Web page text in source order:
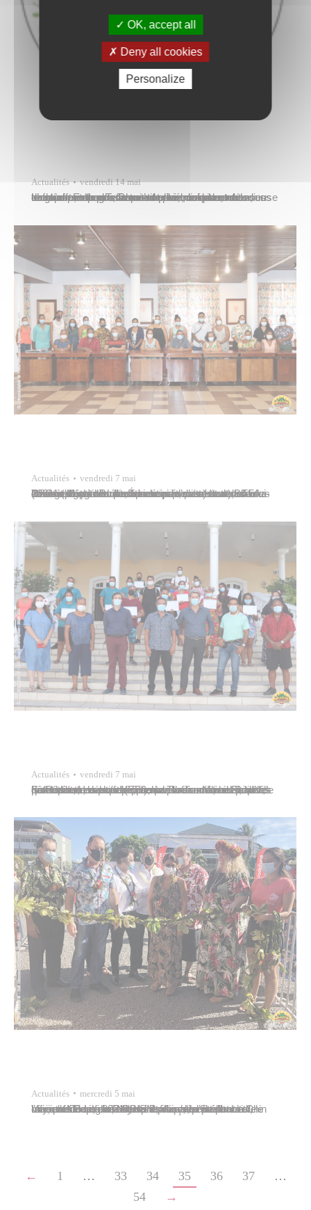
Actualités vendredi 14 mai
Le charme absolu, la voix de miel, limpide, mélodieuse et fraîche, elle nous donnait envie de danser et nous transportait dans son monde de musique et de douceur. Esther Tefana n’est plus, nous ne nous réchaufferons plus à son sourire, mais ses chansons nous accompagneront et nous réconforteront longtemps encore. Papeete pleure sa chanteuse, nos…
Actualités vendredi 7 mai
Tavana Michel Buillard participait, ce mercredi 5 mai 2021 à l’hôtel de ville, à la remise d’attestations du PSC1 (prévention et secours civiques) et du BAFA (brevet d’aptitude aux fonctions d’animateur), aux douze engagés du service civique assistant les coordinateurs de quartier dans la mise en œuvre des actions de proximité. Étaient présents Hinatea Tama-Georges…
Actualités vendredi 7 mai
Sollicitée en début d’année par la direction du futur hôtel Hilton en vue de prochains recrutements, la Ville de Papeete, avec le soutien de l’association Emploi, Formation, Insertion (EFI), a sélectionné, au sein des quartiers de la capitale, trente profils motivés pour les former aux emplois proposés Tavana Michel Buillard procédait, le mercredi 5 mai…
Actualités mercredi 5 mai
Vincent Coué, conseiller municipal, représentait le maire de Papeete, Michel Buillard, à l’ouverture officielle de la foire de mai et du salon de l’habitat, le mercredi 5 mai 2021 en présence de Stéphane Chin Loy, président de la CCISM, d’un représentant du ministre du Logement, de représentants de l’assemblée de la Polynésie française et de…
← 1 … 33 34 35 36 37
…
54
→
OK, accept all
Deny all cookies
Personalize